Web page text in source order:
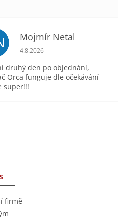
Mojmír Netal
Hodnocení obchodu je 5 z 5
4.8.2026
druhý den po objednání,
Orca funguje dle očekávání
super!!!
firmě